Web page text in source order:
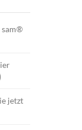
sam®
jetzt